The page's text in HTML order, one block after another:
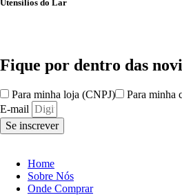
Utensílios do Lar
Fique por dentro das
Para minha loja (CNPJ)
Para minha
E-mail
Se inscrever
Home
Sobre Nós
Onde Comprar